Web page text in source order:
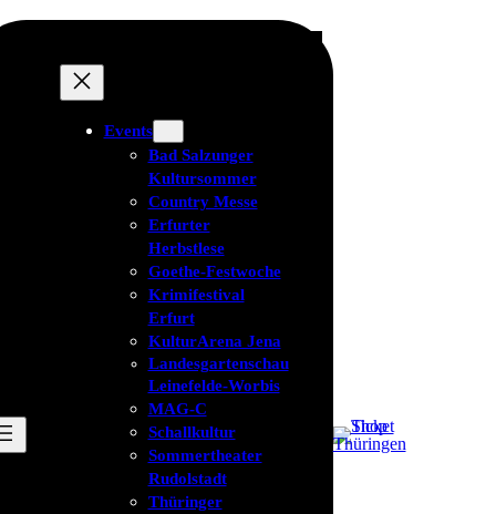
Events
Bad Salzunger
Kultursommer
Country Messe
Erfurter
Herbstlese
Goethe-Festwoche
Krimifestival
Erfurt
KulturArena Jena
Landesgartenschau
Leinefelde-Worbis
MAG-C
Schallkultur
Sommertheater
Rudolstadt
Thüringer